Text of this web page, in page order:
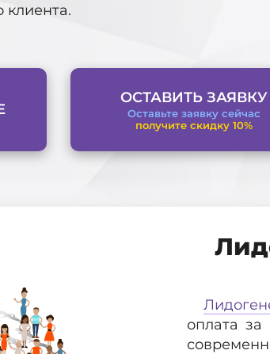
клиента.
ОСТАВИТЬ ЗАЯВКУ
Оставьте заявку сейчас
получите скидку 10%
оплата